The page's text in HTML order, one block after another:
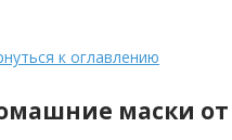
к оглавлению
маски